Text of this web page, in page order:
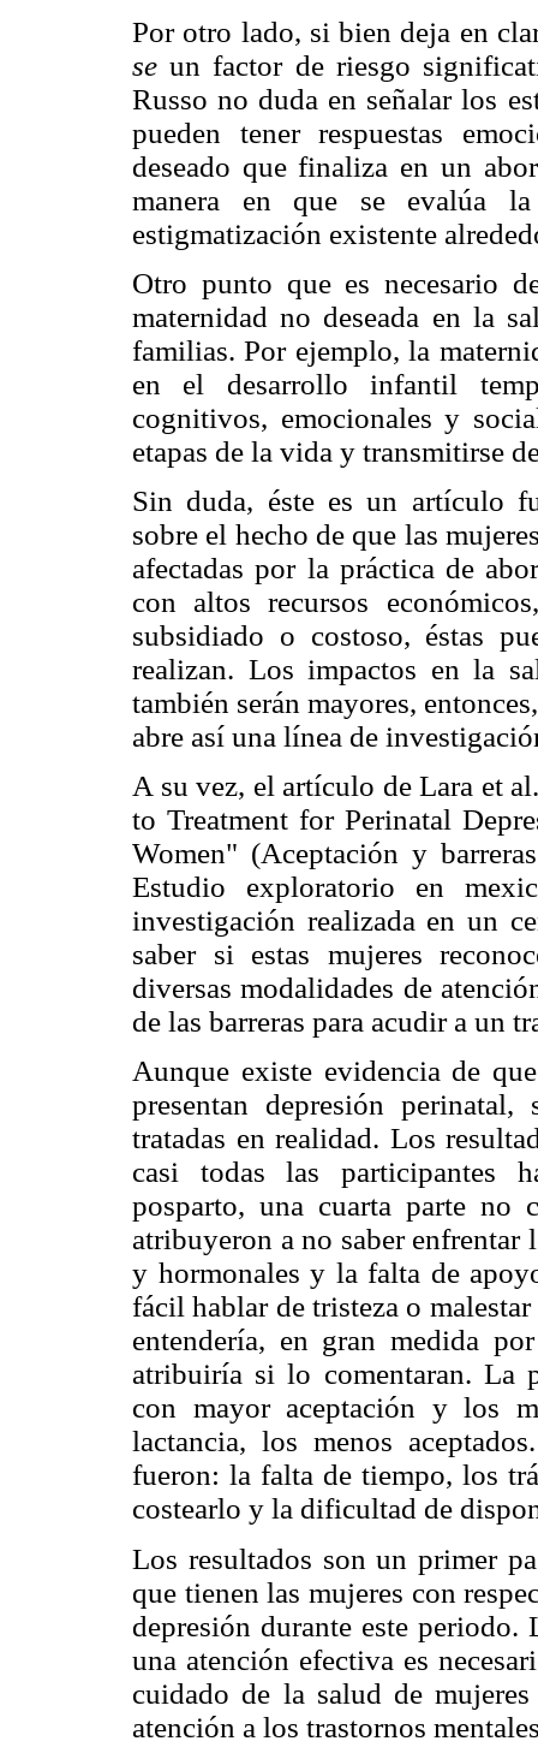
Por otro lado, si bien deja en
se un factor de riesgo
Russo no duda en señalar los
pueden tener respuestas
deseado que finaliza en un
manera en que se evalúa
estigmatización existente
Otro punto que es necesario
maternidad no deseada en la
familias. Por ejemplo, la
en el desarrollo infantil
cognitivos, emocionales y
etapas de la vida y transmitirse
Sin duda, éste es un artículo
sobre el hecho de que las
afectadas por la práctica de
con altos recursos
subsidiado o costoso, éstas
realizan. Los impactos en la
también serán mayores,
abre así una línea de
A su vez, el artículo de Lara et
to Treatment for Perinatal
Women" (Aceptación y
Estudio exploratorio en
investigación realizada en un
saber si estas mujeres
diversas modalidades de
de las barreras para acudir a un
Aunque existe evidencia de
presentan depresión perinatal,
tratadas en realidad. Los
casi todas las participantes
posparto, una cuarta parte no
atribuyeron a no saber enfrentar
y hormonales y la falta de
fácil hablar de tristeza o
entendería, en gran medida
atribuiría si lo comentaran. La
con mayor aceptación y los
lactancia, los menos
fueron: la falta de tiempo, los
costearlo y la dificultad de
Los resultados son un primer
que tienen las mujeres con
depresión durante este periodo.
una atención efectiva es
cuidado de la salud de
atención a los trastornos